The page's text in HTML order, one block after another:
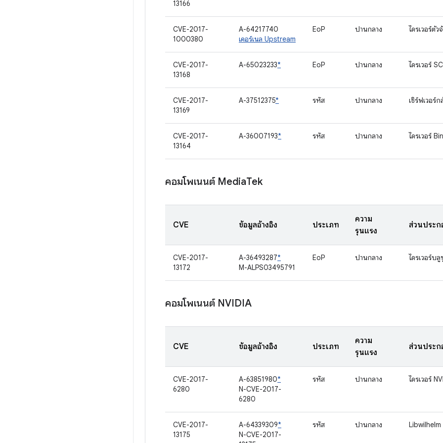
13166
CVE-2017-
1000380
A-64217740
เคอร์เนล Upstream
EoP ปานกลาง ไดรเวอร์ตัว
CVE-2017-
13168
A-65023233* EoP ปานกลาง ไดรเวอร์
CVE-2017-
13169
A-37512375* รหัส ปานกลาง เซิร์ฟเวอร์ก
CVE-2017-
13164
A-36007193* รหัส ปานกลาง ไดรเวอร์
คอมโพเนนต์ MediaTek
CVE ข้อมูลอ้างอิง ประเภท
ความ
รุนแรง
ส่วนประก
CVE-2017-
13172
A-36493287*
M-ALPS03495791
EoP ปานกลาง ไดรเวอร์บ
คอมโพเนนต์ NVIDIA
CVE ข้อมูลอ้างอิง ประเภท
ความ
รุนแรง
ส่วนประก
CVE-2017-
6280
A-63851980*
N-CVE-2017-
6280
รหัส ปานกลาง ไดรเวอร์
CVE-2017-
13175
A-64339309*
N-CVE-2017-
รหัส ปานกลาง Libwilhelm